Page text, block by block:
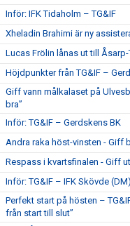
Inför: IFK Tidaholm – TG&IF
Xheladin Brahimi är ny
Lucas Frölin lånas ut till Åsarp-
Höjdpunkter från TG&IF –
Giff vann målkalaset på
bra”
Inför: TG&IF – Gerdskens BK
Andra raka höst-vinsten - Giff
Respass i kvartsfinalen - Giff
Inför: TG&IF – IFK Skövde (DM)
Perfekt start på hösten –
från start till slut”